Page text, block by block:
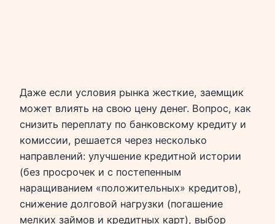
Даже если условия рынка жесткие, заемщик
может влиять на свою цену денег. Вопрос, как
снизить переплату по банковскому кредиту и
комиссии, решается через несколько
направлений: улучшение кредитной истории
(без просрочек и с постепенным
наращиванием «положительных» кредитов),
снижение долговой нагрузки (погашение
мелких займов и кредитных карт), выбор